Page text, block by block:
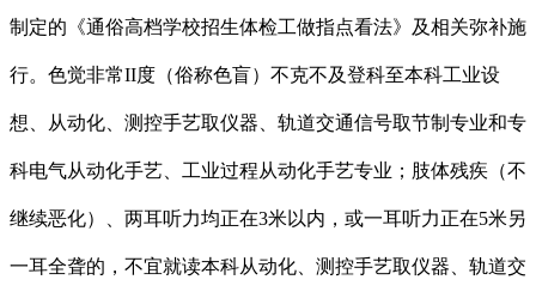
制定的《通俗高档学校招生体检工做指点看法》及相关弥补施
行。色觉非常II度（俗称色盲）不克不及登科至本科工业设
想、从动化、测控手艺取仪器、轨道交通信号取节制专业和专
科电气从动化手艺、工业过程从动化手艺专业；肢体残疾（不
继续恶化）、两耳听力均正在3米以内，或一耳听力正在5米另
一耳全聋的，不宜就读本科从动化、测控手艺取仪器、轨道交